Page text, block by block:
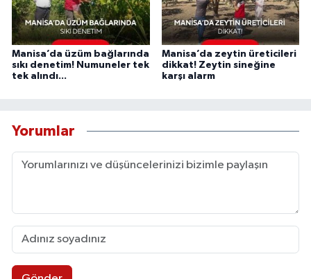
Manisa’da üzüm bağlarında
sıkı denetim! Numuneler tek
tek alındı...
Manisa’da zeytin üreticileri
dikkat! Zeytin sineğine
karşı alarm
Yorumlar